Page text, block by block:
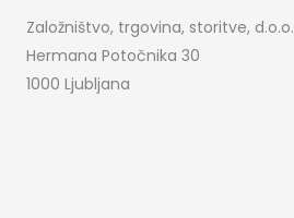
Založništvo, trgovina, storitve, d.o.o.
Hermana Potočnika 30
1000 Ljubljana